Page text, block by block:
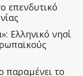
επενδυτικό
Ελληνικό νησί
παραμένει το